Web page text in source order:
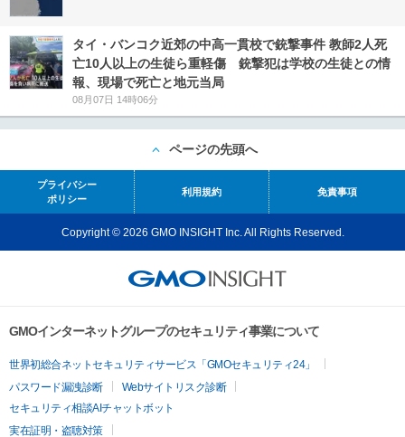
タイ・バンコク近郊の中高一貫校で銃撃事件 教師2人死
亡10人以上の生徒ら重軽傷 銃撃犯は学校の生徒との情
報、現場で死亡と地元当局
08月07日 14時06分
ページの先頭へ
プライバシー
ポリシー
利用規約 免責事項
Copyright © 2026 GMO INSIGHT Inc. All Rights Reserved.
GMOインターネットグループのセキュリティ事業について
世界初総合ネットセキュリティサービス「GMOセキュリティ24」
パスワード漏洩診断
Webサイトリスク診断
セキュリティ相談AIチャットボット
実在証明・盗聴対策